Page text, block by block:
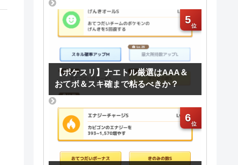
5
【ポケスリ】ナエトル厳選はAAA＆
おてボ＆スキ確まで粘るべきか？
6